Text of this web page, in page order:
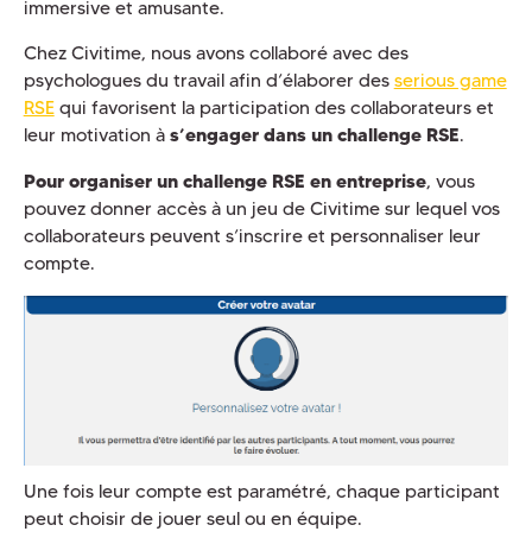
immersive et amusante.
Chez Civitime, nous avons collaboré avec des
psychologues du travail afin d’élaborer des serious game
RSEqui favorisent la participation des collaborateurs et
leur motivation à s’engager dans un challenge RSE.
Pour organiser un challenge RSE en entreprise, vous
pouvez donner accès à un jeu de Civitime sur lequel vos
collaborateurs peuvent s’inscrire et personnaliser leur
compte.
Une fois leur compte est paramétré, chaque participant
peut choisir de jouer seul ou en équipe.